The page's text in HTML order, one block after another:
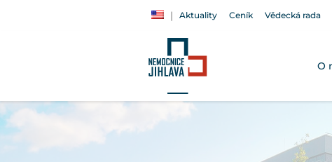
Aktuality Ceník Vědecká rada
O